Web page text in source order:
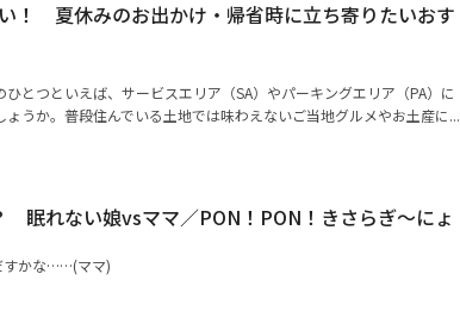
！ 夏休みのお出かけ・帰省時に立ち寄りたいおす
とつといえば、サービスエリア（SA）やパーキングエリア（PA）に
うか。普段住んでいる土地では味わえないご当地グルメやお土産に...
眠れない娘vsママ／PON！PON！きさらぎ～にょ
すかな……(ママ)